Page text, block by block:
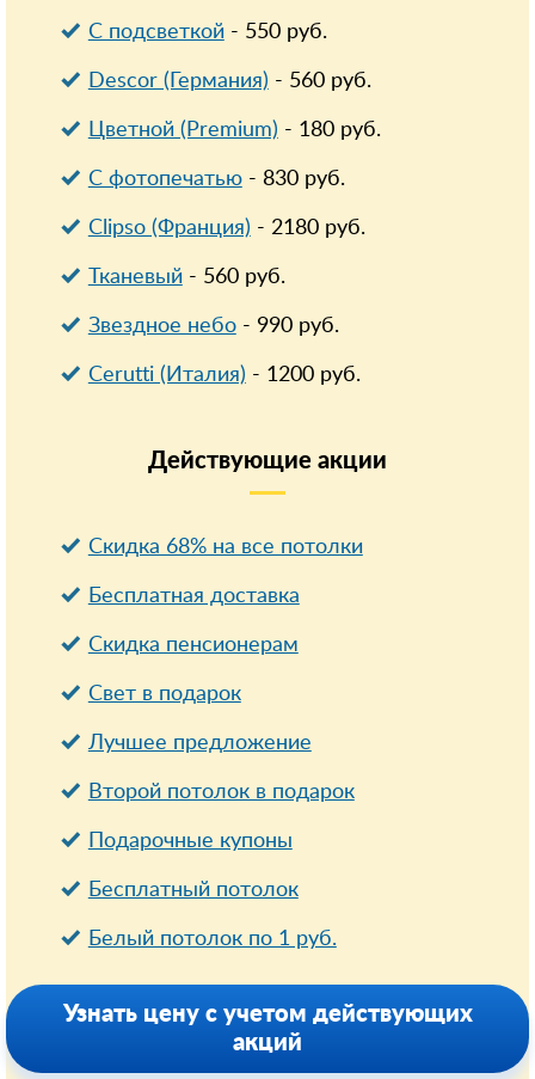
С подсветкой- 550руб.
Descor (Германия) - 560руб.
Цветной (Premium) - 180руб.
С фотопечатью- 830руб.
Clipso (Франция) - 2180руб.
Тканевый- 560руб.
Звездное небо- 990руб.
Cerutti (Италия) - 1200руб.
Действующие акции
Скидка 68% на все потолки
Бесплатная доставка
Cкидка пенсионерам
Свет в подарок
Лучшее предложение
Второй потолок в подарок
Подарочные купоны
Бесплатный потолок
Белый потолок по 1 руб.
Узнать цену с учетом действующих
акций